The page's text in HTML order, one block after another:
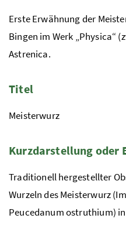
Erste Erwähnung der
Bingen im Werk „Physica“
Astrenica.
Titel
Meisterwurz
Kurzdarstellung oder
Traditionell hergestellter
Wurzeln des Meisterwurz
Peucedanum ostruthium)